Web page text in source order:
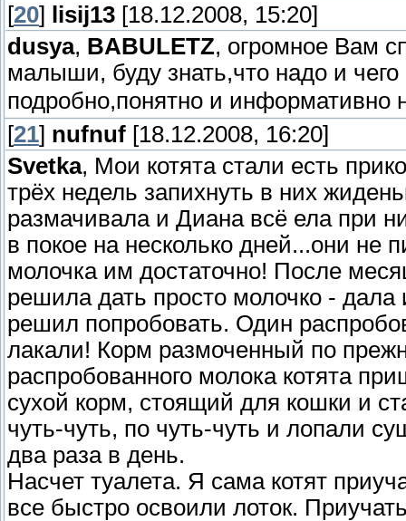
[20] lisij13 [18.12.2008, 15:20]
dusya, BABULETZ, огромное Вам
малыши, буду знать,что надо и
подробно,понятно и информативно
[21] nufnuf [18.12.2008, 16:20]
Svetka, Мои котята стали есть
трёх недель запихнуть в них
размачивала и Диана всё ела при
в покое на несколько дней...они
молочка им достаточно! После
решила дать просто молочко -
решил попробовать. Один
лакали! Корм размоченный по
распробованного молока котята
сухой корм, стоящий для кошки и
чуть-чуть, по чуть-чуть и лопали
два раза в день.
Насчет туалета. Я сама котят
все быстро освоили лоток.